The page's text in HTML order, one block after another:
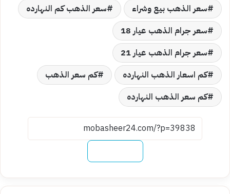
سعر الذهب بيع وشراء
سعر الذهب كم النهارده
سعر جرام الذهب عيار 18
سعر جرام الذهب عيار 21
كم اسعار الذهب النهارده
كم سعر الذهب
كم سعر الذهب النهارده